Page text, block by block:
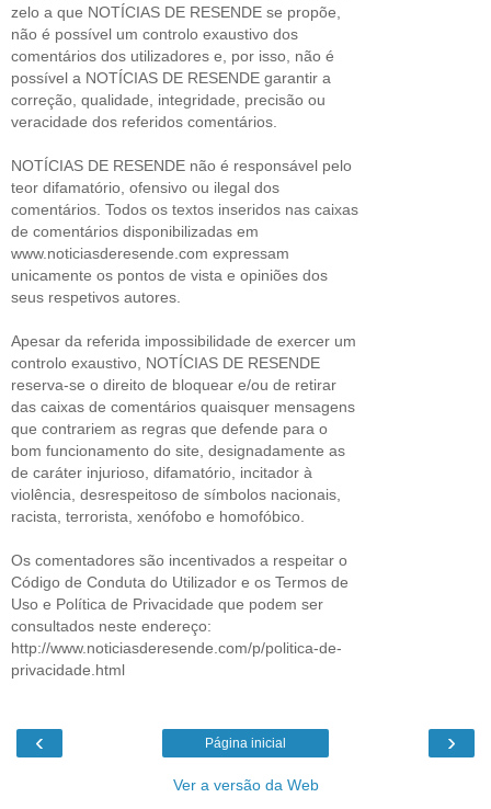
zelo a que NOTÍCIAS DE RESENDE se propõe,
não é possível um controlo exaustivo dos
comentários dos utilizadores e, por isso, não é
possível a NOTÍCIAS DE RESENDE garantir a
correção, qualidade, integridade, precisão ou
veracidade dos referidos comentários.
NOTÍCIAS DE RESENDE não é responsável pelo
teor difamatório, ofensivo ou ilegal dos
comentários. Todos os textos inseridos nas caixas
de comentários disponibilizadas em
www.noticiasderesende.com expressam
unicamente os pontos de vista e opiniões dos
seus respetivos autores.
Apesar da referida impossibilidade de exercer um
controlo exaustivo, NOTÍCIAS DE RESENDE
reserva-se o direito de bloquear e/ou de retirar
das caixas de comentários quaisquer mensagens
que contrariem as regras que defende para o
bom funcionamento do site, designadamente as
de caráter injurioso, difamatório, incitador à
violência, desrespeitoso de símbolos nacionais,
racista, terrorista, xenófobo e homofóbico.
Os comentadores são incentivados a respeitar o
Código de Conduta do Utilizador e os Termos de
Uso e Política de Privacidade que podem ser
consultados neste endereço:
http://www.noticiasderesende.com/p/politica-de-
privacidade.html
‹ ›
Página inicial
Ver a versão da Web